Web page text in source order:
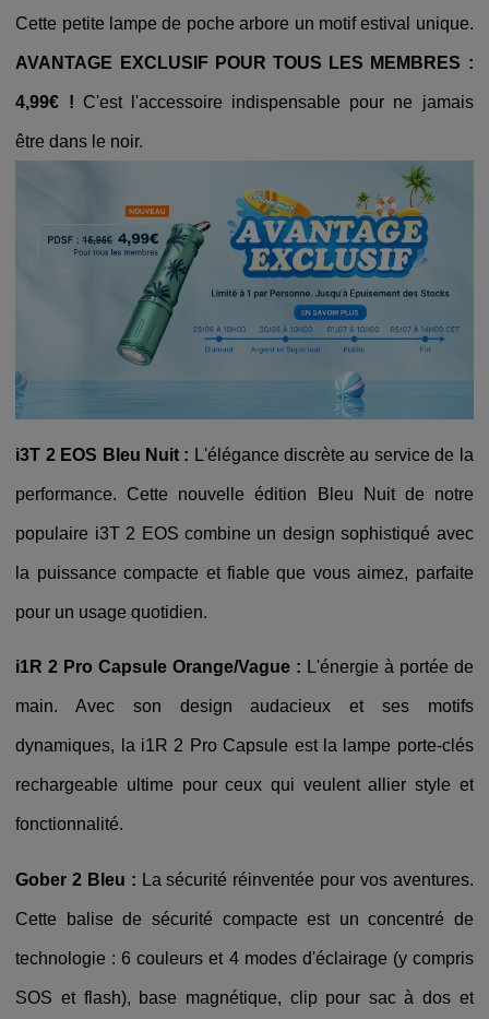
Cette petite lampe de poche arbore un motif estival unique.
AVANTAGE EXCLUSIF POUR TOUS LES MEMBRES :
4,99€ ! C'est l'accessoire indispensable pour ne jamais
être dans le noir.
i3T 2 EOS Bleu Nuit : L'élégance discrète au service de la
performance. Cette nouvelle édition Bleu Nuit de notre
populaire i3T 2 EOS combine un design sophistiqué avec
la puissance compacte et fiable que vous aimez, parfaite
pour un usage quotidien.
i1R 2 Pro Capsule Orange/Vague : L'énergie à portée de
main. Avec son design audacieux et ses motifs
dynamiques, la i1R 2 Pro Capsule est la lampe porte-clés
rechargeable ultime pour ceux qui veulent allier style et
fonctionnalité.
Gober 2 Bleu : La sécurité réinventée pour vos aventures.
Cette balise de sécurité compacte est un concentré de
technologie : 6 couleurs et 4 modes d'éclairage (y compris
SOS et flash), base magnétique, clip pour sac à dos et